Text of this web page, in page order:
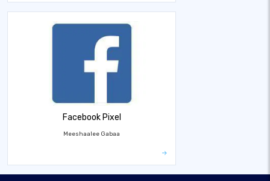
Facebook Pixel
Meeshaalee Gabaa